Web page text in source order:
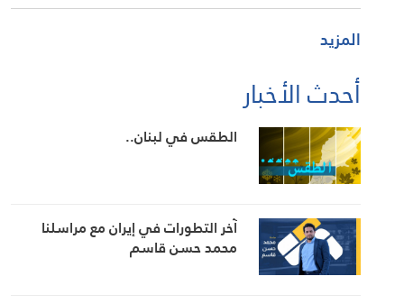
المزيد
أحدث الأخبار
الطقس في لبنان..
آخر التطورات في إيران مع مراسلنا
محمد حسن قاسم